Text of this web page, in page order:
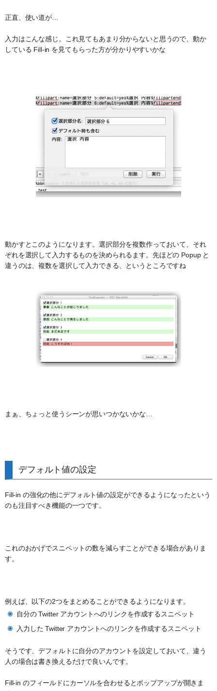
正直、使い道が…
入力はこんな感じ。これ見てもあまり分からないと思うので、動か
している Fill-in を見てもらった方が分かりやすいかな
動かすとこのようになります。選択部分を複数作っておいて、それ
ぞれを選択して入力するものを決められるます。先ほどの Popup と
違うのは、複数を選択して入力できる、というところですね
まぁ、ちょっと使うシーンが思いつかないかな…
デフォルト値の設定
Fill-in の強化の他にデフォルト値の設定ができるようになったという
のも注目すべき機能の一つです。
これのおかげでスニペットの数を減らすことができる場合がありま
す。
例えば、以下の2つをまとめることができるようになります。
自分の Twitter アカウントへのリンクを作成するスニペット
入力した Twitter アカウントへのリンクを作成するスニペット
そうです、デフォルトに自分のアカウントを設定しておいて、違う
人の場合は書き換えるだけで良いんです。
Fill-in のフィールドにカーソルを合わせるとポップアップが開きま